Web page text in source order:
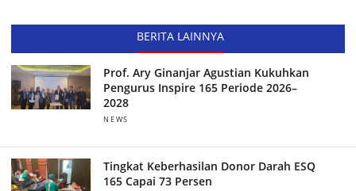
BERITA LAINNYA
Prof. Ary Ginanjar Agustian Kukuhkan
Pengurus Inspire 165 Periode 2026–
2028
NEWS
Tingkat Keberhasilan Donor Darah ESQ
165 Capai 73 Persen